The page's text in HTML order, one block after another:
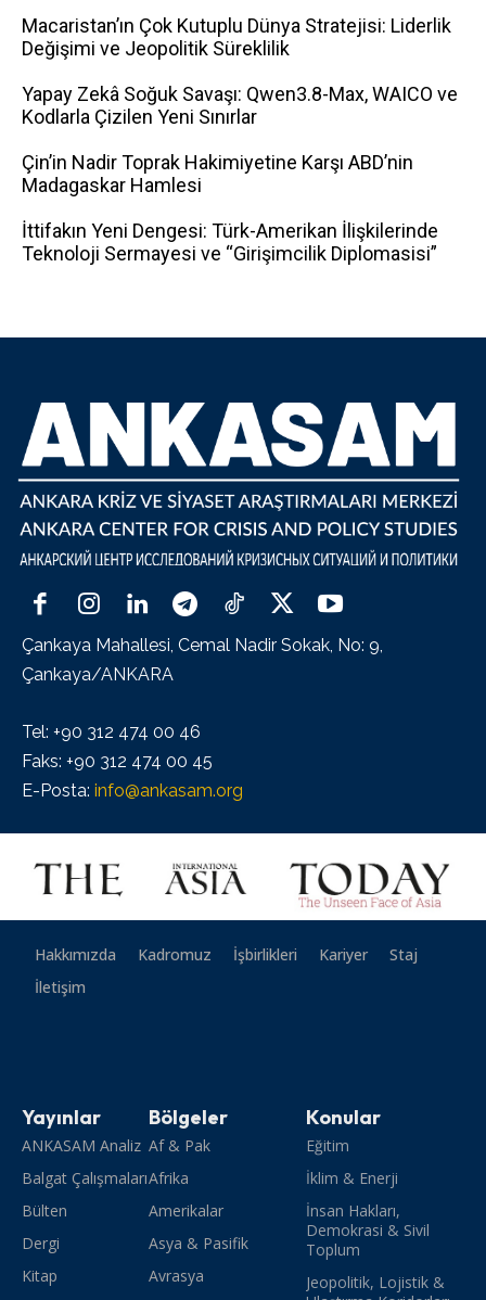
Macaristan’ın Çok Kutuplu Dünya Stratejisi: Liderlik
Değişimi ve Jeopolitik Süreklilik
Yapay Zekâ Soğuk Savaşı: Qwen3.8-Max, WAICO ve
Kodlarla Çizilen Yeni Sınırlar
Çin’in Nadir Toprak Hakimiyetine Karşı ABD’nin
Madagaskar Hamlesi
İttifakın Yeni Dengesi: Türk-Amerikan İlişkilerinde
Teknoloji Sermayesi ve “Girişimcilik Diplomasisi”
Çankaya Mahallesi, Cemal Nadir Sokak, No: 9,
Çankaya/ANKARA
Tel: +90 312 474 00 46
Faks: +90 312 474 00 45
E-Posta: info@ankasam.org
Hakkımızda Kadromuz İşbirlikleri Kariyer
Staj
İletişim
Yayınlar
ANKASAM Analiz
Balgat Çalışmaları
Bülten
Dergi
Kitap
Bölgeler
Af & Pak
Afrika
Amerikalar
Asya & Pasifik
Avrasya
Konular
Eğitim
İklim & Enerji
İnsan Hakları,
Demokrasi & Sivil
Toplum
Jeopolitik, Lojistik &